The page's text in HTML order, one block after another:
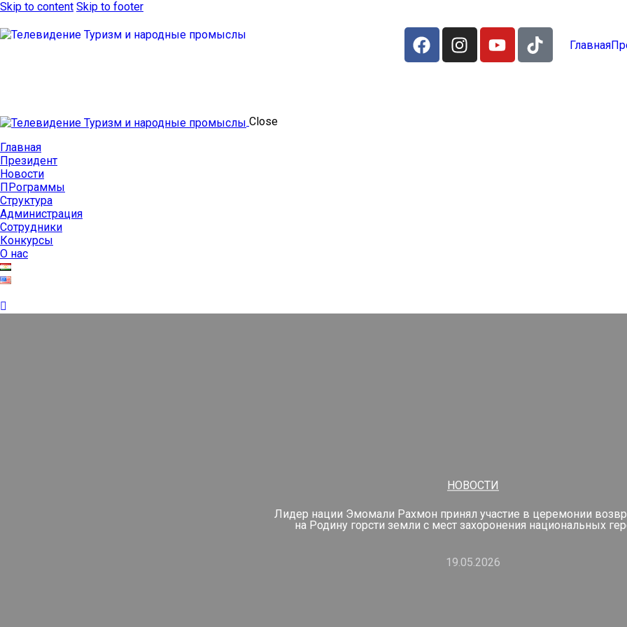
Skip to content Skip to footer
Главная
Close
Главная
Президент
Новости
ПРограммы
Структура
Администрация
Сотрудники
Конкурсы
О нас
НОВОСТИ
Лидер нации Эмомали Рахмон принял участие в церемонии
на Родину горсти земли с мест захоронения национальных
19.05.2026